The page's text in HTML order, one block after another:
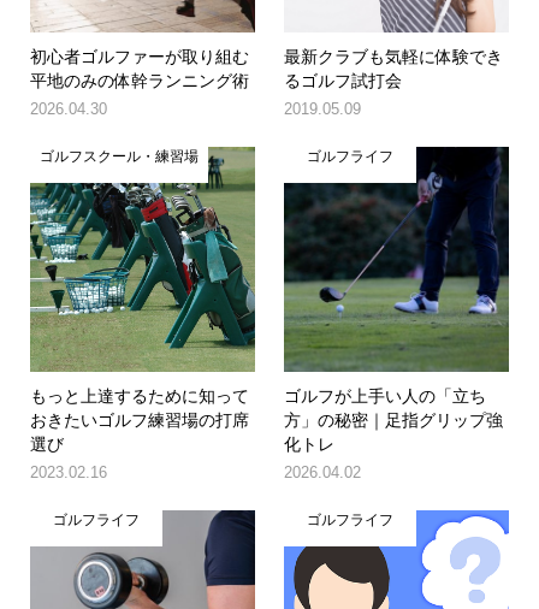
初心者ゴルファーが取り組む
平地のみの体幹ランニング術
2026.04.30
最新クラブも気軽に体験でき
るゴルフ試打会
2019.05.09
ゴルフスクール・練習場
もっと上達するために知って
おきたいゴルフ練習場の打席
選び
2023.02.16
ゴルフライフ
ゴルフが上手い人の「立ち
方」の秘密｜足指グリップ強
化トレ
2026.04.02
ゴルフライフ ゴルフライフ